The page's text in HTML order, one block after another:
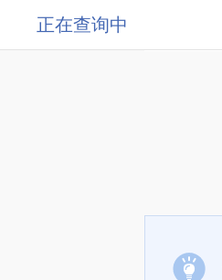
正在查询中